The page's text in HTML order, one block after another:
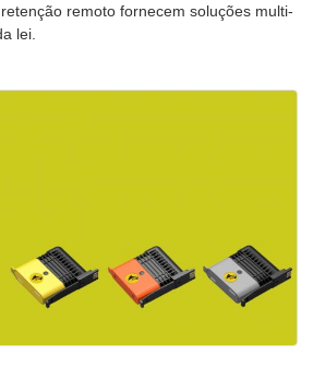
remoto fornecem soluções multi-
lei.